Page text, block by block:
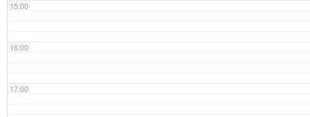
15:00
16:00
17:00